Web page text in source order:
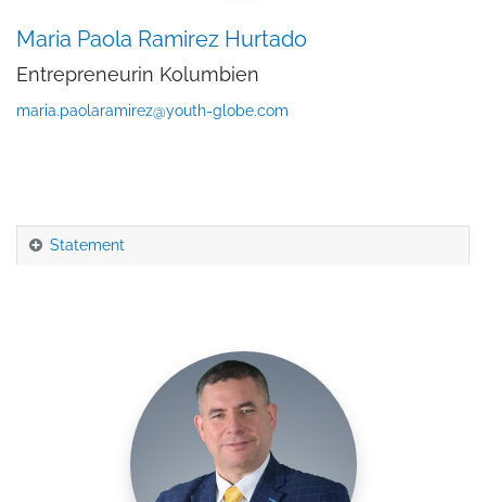
Maria Paola Ramirez Hurtado
Entrepreneurin Kolumbien
maria.paolaramirez@youth-globe.com
Statement